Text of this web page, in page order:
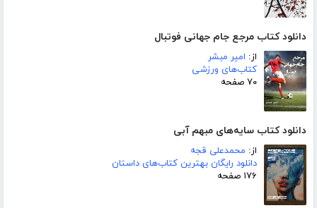
دانلود کتاب مرجع جام جهانی فوتبال
از: امیر مبشر
کتاب‌های ورزشی
۷۰ صفحه
دانلود کتاب سایه‌های مبهم آبی
از: محمدعلی قجه
دانلود رایگان بهترین کتاب‌های داستان
۱۷۶ صفحه